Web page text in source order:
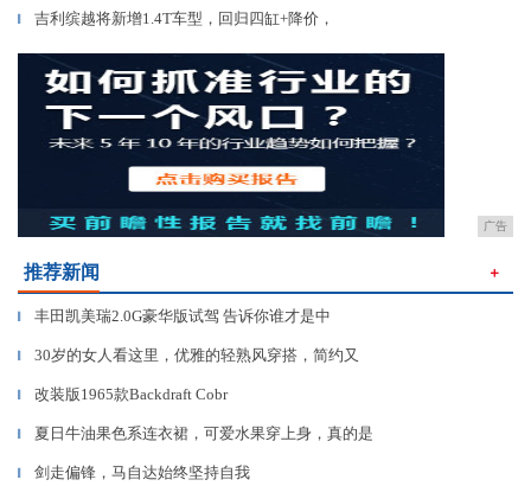
▎ 吉利缤越将新增1.4T车型，回归四缸+降价，
广告
推荐新闻 ＋
▎ 丰田凯美瑞2.0G豪华版试驾 告诉你谁才是中
▎ 30岁的女人看这里，优雅的轻熟风穿搭，简约又
▎ 改装版1965款Backdraft Cobr
▎ 夏日牛油果色系连衣裙，可爱水果穿上身，真的是
▎ 剑走偏锋，马自达始终坚持自我